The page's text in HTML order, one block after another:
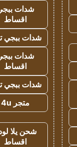
شدات
اقساط
شدات ببجي
شدات
اقساط
شدات ببجي
متجر 4u
شحن يلا
اقساط